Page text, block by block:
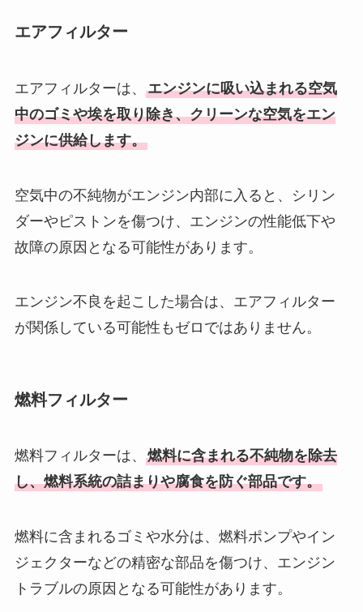
エアフィルター
エアフィルターは、 エンジンに吸い込まれる空気
中のゴミや埃を取り除き、クリーンな空気をエン
ジンに供給します。
空気中の不純物がエンジン内部に入ると、シリン
ダーやピストンを傷つけ、エンジンの性能低下や
故障の原因となる可能性があります。
エンジン不良を起こした場合は、エアフィルター
が関係している可能性もゼロではありません。
燃料フィルター
燃料フィルターは、 燃料に含まれる不純物を除去
し、燃料系統の詰まりや腐食を防ぐ部品です。
燃料に含まれるゴミや水分は、燃料ポンプやイン
ジェクターなどの精密な部品を傷つけ、エンジン
トラブルの原因となる可能性があります。